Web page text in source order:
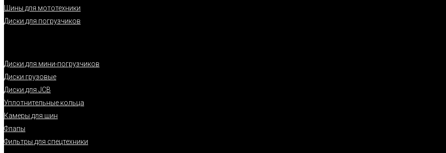
Шины для мототехники
Диски для погрузчиков
Диски для мини-погрузчиков
Диски грузовые
Диски для JCB
Уплотнительные кольца
Камеры для шин
Флапы
Фильтры для спецтехники